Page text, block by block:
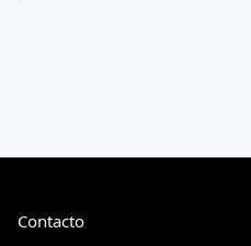
Contacto